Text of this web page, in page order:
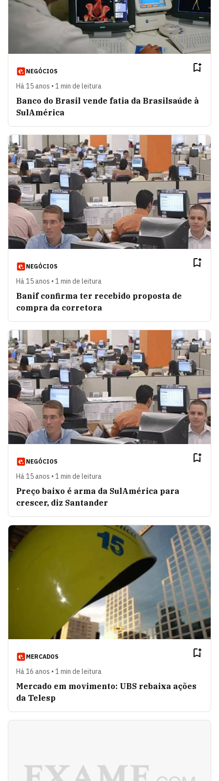
NEGÓCIOS
Há 15 anos • 1 min de leitura
Banco do Brasil vende fatia da Brasilsaúde à
SulAmérica
NEGÓCIOS
Há 15 anos • 1 min de leitura
Banif confirma ter recebido proposta de
compra da corretora
NEGÓCIOS
Há 15 anos • 1 min de leitura
Preço baixo é arma da SulAmérica para
crescer, diz Santander
MERCADOS
Há 16 anos • 1 min de leitura
Mercado em movimento: UBS rebaixa ações
da Telesp